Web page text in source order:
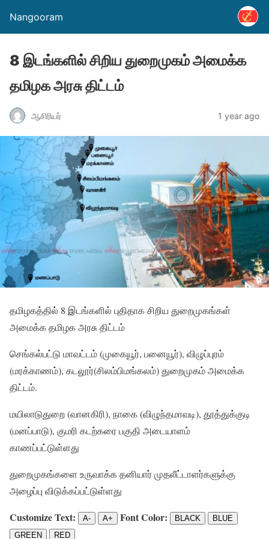
Nangooram
8 இடங்களில் சிறிய துறைமுகம் அமைக்க
தமிழக அரசு திட்டம்
ஆசிரியர் 1 year ago
தமிழகத்தில் 8 இடங்களில் புதிதாக சிறிய துறைமுகங்கள்
அமைக்க தமிழக அரசு திட்டம்
செங்கல்பட்டு மாவட்டம் (முகையூர், பனையூர்), விழுப்புரம்
(மரக்காணம்), கடலூர்(சிலம்பிமங்கலம்) துறைமுகம் அமைக்க
திட்டம்.
மயிலாடுதுறை (வானகிரி), நாகை (விழுந்தமாவடி), தூத்துக்குடி
(மனப்பாடு), குமரி கடற்கரை பகுதி அடையாளம்
காணப்பட்டுள்ளது
துறைமுகங்களை உருவாக்க தனியார் முதலீட்டாளர்களுக்கு
அழைப்பு விடுக்கப்பட்டுள்ளது
Customize Text: A- A+ Font Color: BLACK
BLUE
GREEN
RED